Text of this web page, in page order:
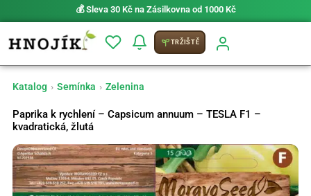
💰 Sleva 30 Kč na Zásilkovna od 1000 Kč
TRŽIŠTĚ
Katalog › Semínka › Zelenina
Paprika k rychlení – Capsicum annuum – TESLA F1 –
kvadratická, žlutá